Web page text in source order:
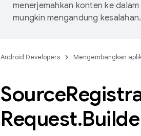
menerjemahkan konten ke
mungkin mengandung kesalahan.
Android Developers Mengembangkan
Source
Request.